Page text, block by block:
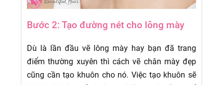
Bước 2: Tạo đường nét cho lông mày
Dù là lần đầu vẽ lông mày hay bạn đã trang
điểm thường xuyên thì cách vẽ chân mày đẹp
cũng cần tạo khuôn cho nó. Việc tạo khuôn sẽ